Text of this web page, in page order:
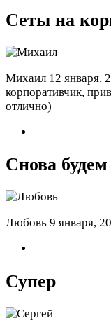
Сеты на
Михаил 12 января,
корпоративчик,
отлично)
Снова
Любовь 9 января,
Супер